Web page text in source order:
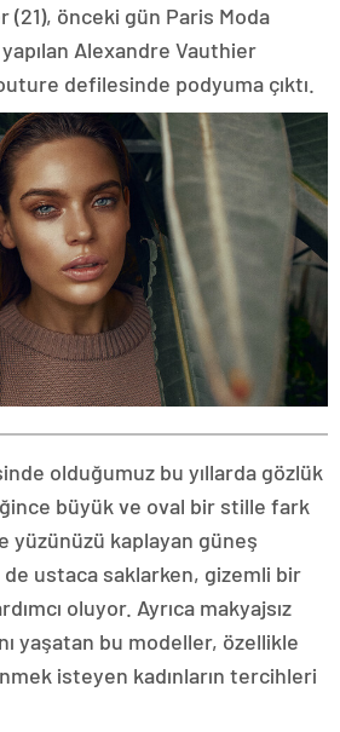
(21), önceki gün Paris Moda
Alexandre Vauthier
defilesinde podyuma çıktı.
olduğumuz bu yıllarda gözlük
büyük ve oval bir stille fark
yüzünüzü kaplayan güneş
ustaca saklarken, gizemli bir
oluyor. Ayrıca makyajsız
yaşatan bu modeller, özellikle
isteyen kadınların tercihleri